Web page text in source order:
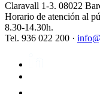
Claravall 1-3. 08022
Horario de atención al
8.30-14.30h.
Tel. 936 022 200 ·